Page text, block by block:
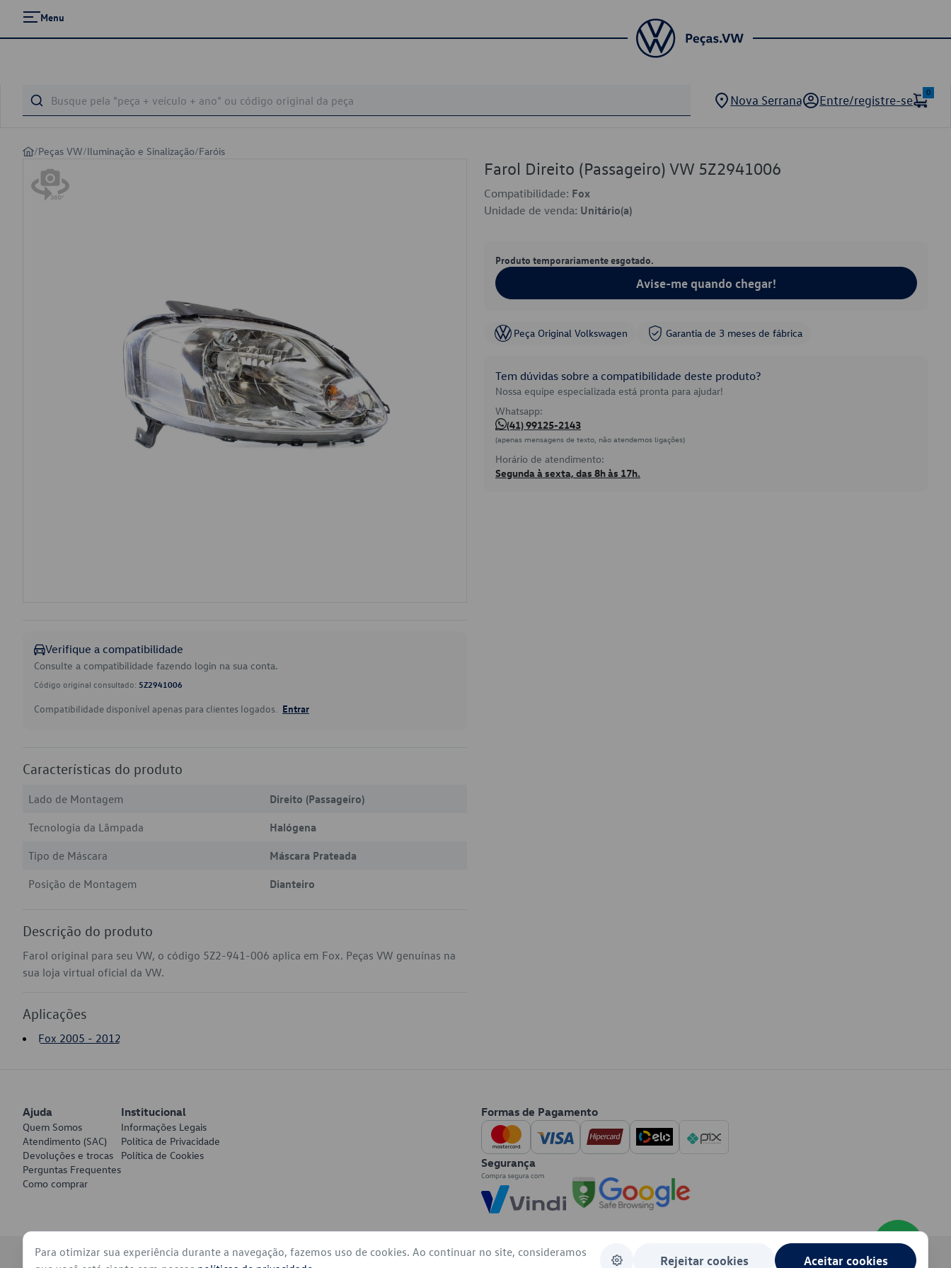
Menu
Nova Serrana Entre/registre-se
0
/Peças VW/Iluminação e Sinalização/Faróis
Verifique a compatibilidade
Consulte a compatibilidade fazendo login na sua conta.
Código original consultado: 5Z2941006
Compatibilidade disponível apenas para clientes logados. Entrar
Características do produto
Lado de Montagem
Direito (Passageiro)
Tecnologia da Lâmpada
Halógena
Tipo de Máscara
Máscara Prateada
Posição de Montagem
Dianteiro
Descrição do produto
Farol original para seu VW, o código 5Z2-941-006 aplica em Fox. Peças VW genuínas na
sua loja virtual oficial da VW.
Aplicações
Fox 2005 - 2012
Farol Direito (Passageiro) VW 5Z2941006
Compatibilidade: Fox
Unidade de venda: Unitário(a)
Produto temporariamente esgotado.
Avise-me quando chegar!
Peça Original Volkswagen Garantia de 3 meses de fábrica
Tem dúvidas sobre a compatibilidade deste produto?
Nossa equipe especializada está pronta para ajudar!
Whatsapp:
(41) 99125-2143
(apenas mensagens de texto, não atendemos ligações)
Horário de atendimento:
Segunda à sexta, das 8h às 17h.
Ajuda
Quem Somos
Atendimento (SAC)
Devoluções e trocas
Perguntas Frequentes
Como comprar
Institucional
Informações Legais
Política de Privacidade
Política de Cookies
Formas de Pagamento
Segurança
Para otimizar sua experiência durante a navegação, fazemos uso de cookies. Ao continuar no site, consideramos
Rejeitar cookies Aceitar cookies